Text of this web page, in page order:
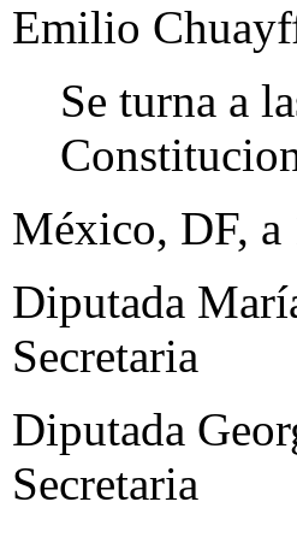
Emilio
Se turna a
México, DF, a
Diputada
Secretaria
Diputada
Secretaria